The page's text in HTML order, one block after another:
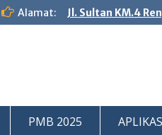
Alamat: Jl. Sultan KM.4
PMB 2025